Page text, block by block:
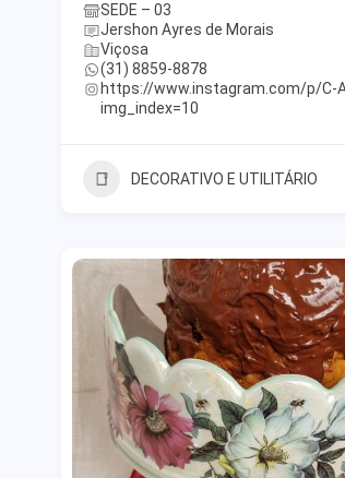
SEDE – 03
Jershon Ayres de Morais
Viçosa
(31) 8859-8878
https://www.instagram.com/p/C-
img_index=10
DECORATIVO E UTILITÁRIO